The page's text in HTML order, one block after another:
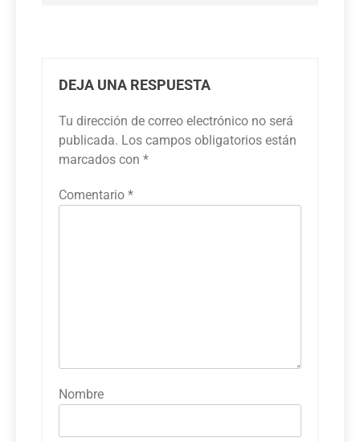
DEJA UNA RESPUESTA
Tu dirección de correo electrónico no será
publicada. Los campos obligatorios están
marcados con *
Comentario *
Nombre